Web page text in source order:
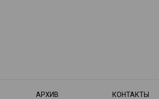
АРХИВ КОНТАКТЫ